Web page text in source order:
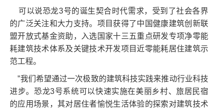
可以说恐龙3号的诞生契合时代需求，受到了社会各界
的广泛关注和大力支持。项目获得了中国健康建筑创新联
盟开放式基金资助，入选国家十三五重点研发专项净零能
耗建筑技术体系及关键技术开发项目近零能耗居住建筑示
范工程。
”我们希望通过一次极致的建筑科技实践来推动行业科技
进步。恐龙3号系统可以快速实施在美丽乡村、旅居民宿
的应用场景，其对居住者愉悦生活体验的探索对建筑技术